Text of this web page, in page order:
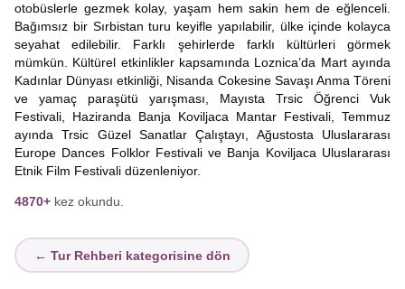
otobüslerle gezmek kolay, yaşam hem sakin hem de eğlenceli.
Bağımsız bir Sırbistan turu keyifle yapılabilir, ülke içinde kolayca
seyahat edilebilir. Farklı şehirlerde farklı kültürleri görmek
mümkün. Kültürel etkinlikler kapsamında Loznica’da Mart ayında
Kadınlar Dünyası etkinliği, Nisanda Cokesine Savaşı Anma Töreni
ve yamaç paraşütü yarışması, Mayısta Trsic Öğrenci Vuk
Festivali, Haziranda Banja Koviljaca Mantar Festivali, Temmuz
ayında Trsic Güzel Sanatlar Çalıştayı, Ağustosta Uluslararası
Europe Dances Folklor Festivali ve Banja Koviljaca Uluslararası
Etnik Film Festivali düzenleniyor.
4870+ kez okundu.
← Tur Rehberi kategorisine dön